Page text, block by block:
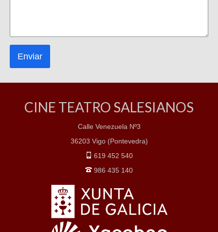
Enviar
CINE TEATRO SALESIANOS
Calle Venezuela Nº3
36203 Vigo (Pontevedra)
619 452 540
986 435 140